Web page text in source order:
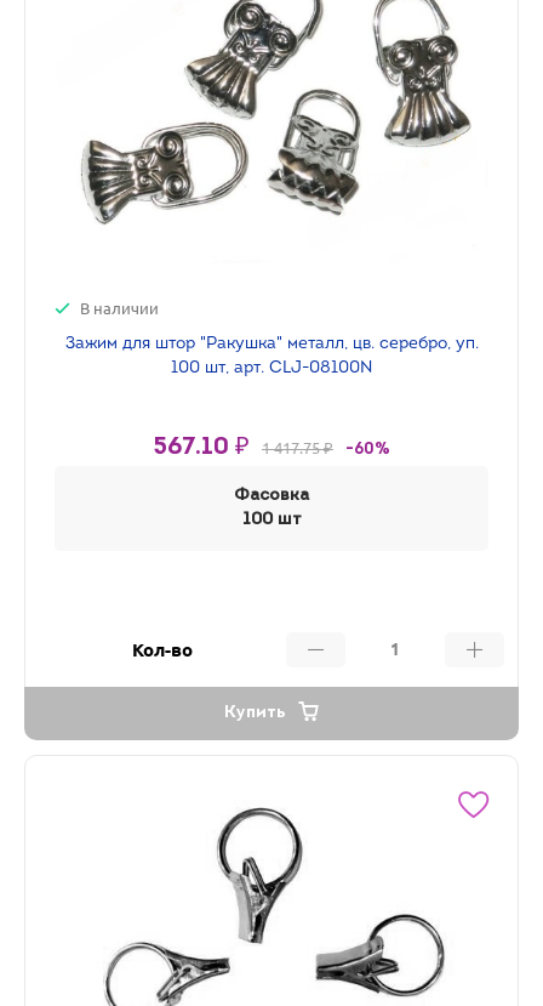
В наличии
Зажим для штор "Ракушка" металл, цв. серебро, уп.
100 шт, арт. CLJ-08100N
567.10 ₽ 1 417.75 ₽ -60%
Фасовка
100 шт
Кол-во
Купить